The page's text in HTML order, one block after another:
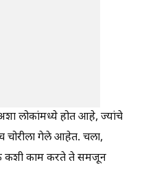
लोकांमध्ये होत आहे, ज्यांचे
गेले आहेत. चला,
कशी काम करते ते समजून